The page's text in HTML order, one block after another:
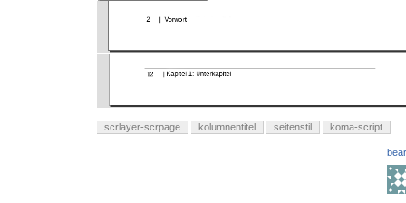
scrlayer-scrpage kolumnentitel seitenstil koma-script